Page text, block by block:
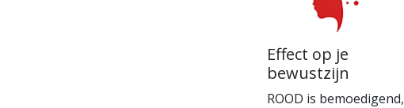
Effect op je
bewustzijn
ROOD is bemoedigend,